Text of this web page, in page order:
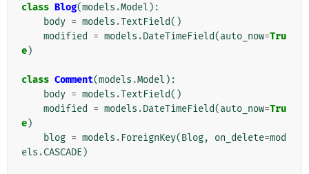
class Blog(models .Model ):
body = models .TextField()
modified
= models .DateTimeField(auto_now=Tru
e)
class Comment(models .Model ):
body = models .TextField()
modified
= models .DateTimeField(auto_now=Tru
e)
blog = models . ForeignKey(Blog, on_delete=mod
els .CASCADE)